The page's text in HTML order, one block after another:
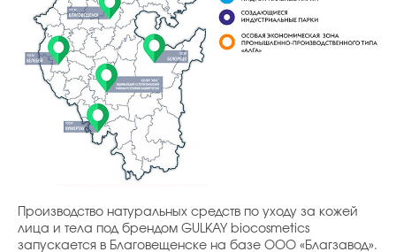
Производство натуральных средств по уходу за кожей
лица и тела под брендом GULKAY biocosmetics
запускается в Благовещенске на базе ООО «Благзавод».